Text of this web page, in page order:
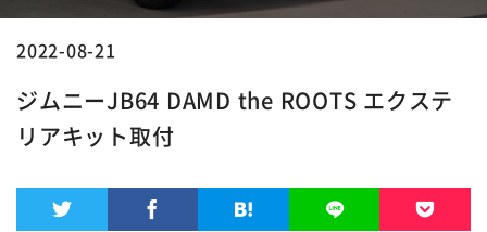
2022-08-21
ジムニーJB64 DAMD the ROOTS エクステ
リアキット取付